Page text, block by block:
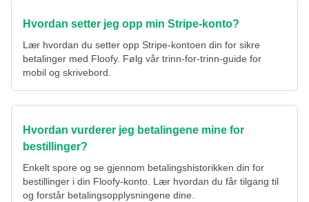
Hvordan setter jeg opp min Stripe-konto?
Lær hvordan du setter opp Stripe-kontoen din for sikre
betalinger med Floofy. Følg vår trinn-for-trinn-guide for
mobil og skrivebord.
Hvordan vurderer jeg betalingene mine for
bestillinger?
Enkelt spore og se gjennom betalingshistorikken din for
bestillinger i din Floofy-konto. Lær hvordan du får tilgang til
og forstår betalingsopplysningene dine.